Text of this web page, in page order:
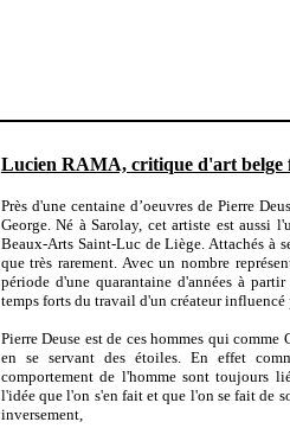
Près d'une centaine d’oeuvres de Pierre
George. Né à Sarolay, cet artiste est aussi
Beaux-Arts Saint-Luc de Liège. Attachés à
que très rarement. Avec un nombre
période d'une quarantaine d'années à
temps forts du travail d'un créateur influencé
Pierre Deuse est de ces hommes qui
en se servant des étoiles. En effet
comportement de l'homme sont toujours
l'idée que l'on s'en fait et que l'on se fait de
inversement,
Lucien RAMA, critique d'art belge